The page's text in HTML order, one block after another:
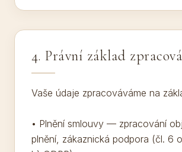
4. Právní základ
Vaše údaje zpracováváme na
• Plnění smlouvy — zpracování
plnění, zákaznická podpora (čl. 6